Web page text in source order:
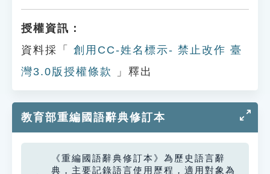
授權資訊：
資料採「
創用CC-姓名標示- 禁止改作 臺
灣3.0版授權條款
」釋出
教育部重編國語辭典修訂本
《重編國語辭典修訂本》為歷史語言辭
典，主要記錄語言使用歷程，適用對象為